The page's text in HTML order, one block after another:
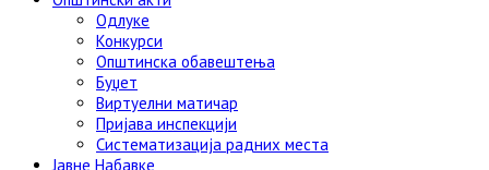
Одлуке
Конкурси
Општинска обавештења
Буџет
Виртуелни матичар
Пријава инспекцији
Систематизација радних места
Јавне Набавке